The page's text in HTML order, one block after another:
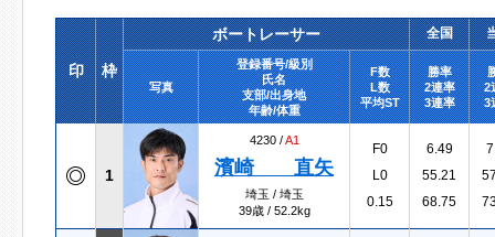
印 枠
ボートレーサー 全国
写真
登録番号/級別
氏名
支部/出身地
年齢/体重
F数
L数
平均ST
勝率
2連率
3連率
2
3
1
4230 /A1
濱崎 直矢
埼玉 / 埼玉
39歳 / 52.2kg
F0
L0
0.15
6.49
55.21
68.75